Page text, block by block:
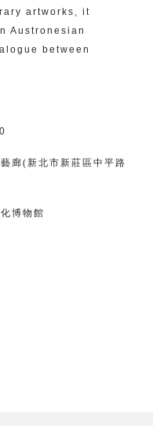
artworks, it
Austronesian
between
廊(新北市新莊區中平路
博物館